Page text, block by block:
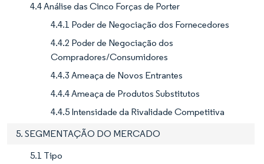
4.4 Análise das Cinco Forças de Porter
4.4.1 Poder de Negociação dos Fornecedores
4.4.2 Poder de Negociação dos
Compradores/Consumidores
4.4.3 Ameaça de Novos Entrantes
4.4.4 Ameaça de Produtos Substitutos
4.4.5 Intensidade da Rivalidade Competitiva
5. SEGMENTAÇÃO DO MERCADO
5.1 Tipo